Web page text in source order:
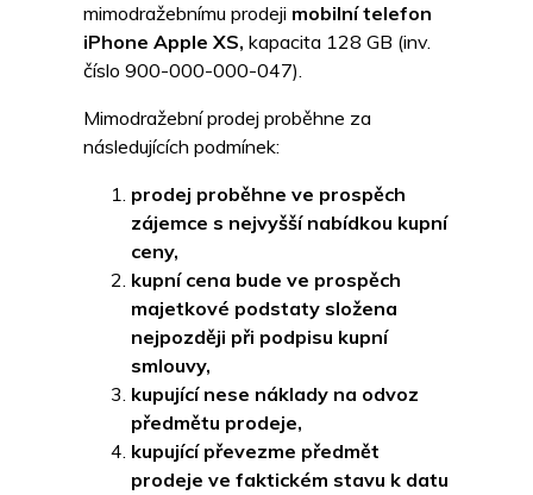
mimodražebnímu prodeji mobilní telefon
iPhone Apple XS, kapacita 128 GB (inv.
číslo 900-000-000-047).
Mimodražební prodej proběhne za
následujících podmínek:
prodej proběhne ve prospěch
zájemce s nejvyšší nabídkou kupní
ceny,
kupní cena bude ve prospěch
majetkové podstaty složena
nejpozději při podpisu kupní
smlouvy,
kupující nese náklady na odvoz
předmětu prodeje,
kupující převezme předmět
prodeje ve faktickém stavu k datu